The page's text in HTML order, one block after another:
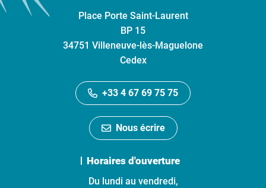
Place Porte Saint-Laurent
BP 15
34751 Villeneuve-lès-Maguelone
Cedex
+33 4 67 69 75 75
Nous écrire
Horaires d'ouverture
Du lundi au vendredi,